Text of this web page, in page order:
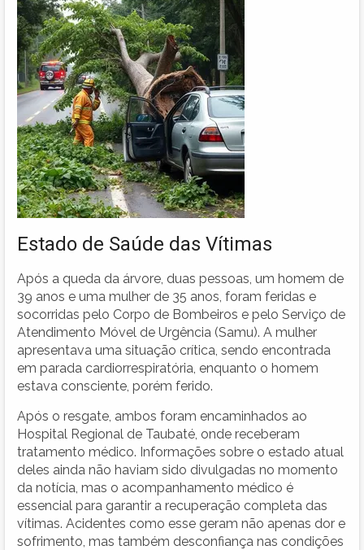
Estado de Saúde das Vítimas
Após a queda da árvore, duas pessoas, um homem de
39 anos e uma mulher de 35 anos, foram feridas e
socorridas pelo Corpo de Bombeiros e pelo Serviço de
Atendimento Móvel de Urgência (Samu). A mulher
apresentava uma situação crítica, sendo encontrada
em parada cardiorrespiratória, enquanto o homem
estava consciente, porém ferido.
Após o resgate, ambos foram encaminhados ao
Hospital Regional de Taubaté, onde receberam
tratamento médico. Informações sobre o estado atual
deles ainda não haviam sido divulgadas no momento
da notícia, mas o acompanhamento médico é
essencial para garantir a recuperação completa das
vítimas. Acidentes como esse geram não apenas dor e
sofrimento, mas também desconfiança nas condições